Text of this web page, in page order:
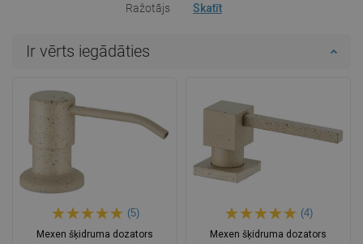
Ražotājs Skatīt
Ir vērts iegādāties
(5)
Mexen šķidruma dozators
(4)
Mexen šķidruma dozators